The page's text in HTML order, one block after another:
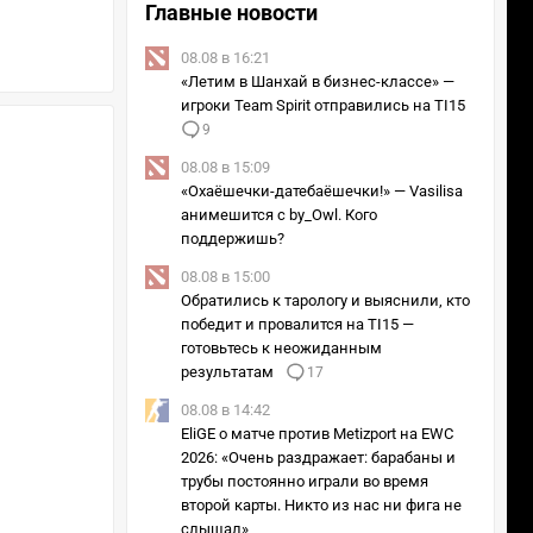
Главные новости
08.08 в 16:21
«Летим в Шанхай в бизнес-классе» —
игроки Team Spirit отправились на TI15
9
08.08 в 15:09
«Охаёшечки-датебаёшечки!» — Vasilisa
анимешится с by_Owl. Кого
поддержишь?
08.08 в 15:00
Обратились к тарологу и выяснили, кто
победит и провалится на TI15 —
готовьтесь к неожиданным
результатам
17
08.08 в 14:42
EliGE о матче против Metizport на EWC
2026: «Очень раздражает: барабаны и
трубы постоянно играли во время
второй карты. Никто из нас ни фига не
слышал»